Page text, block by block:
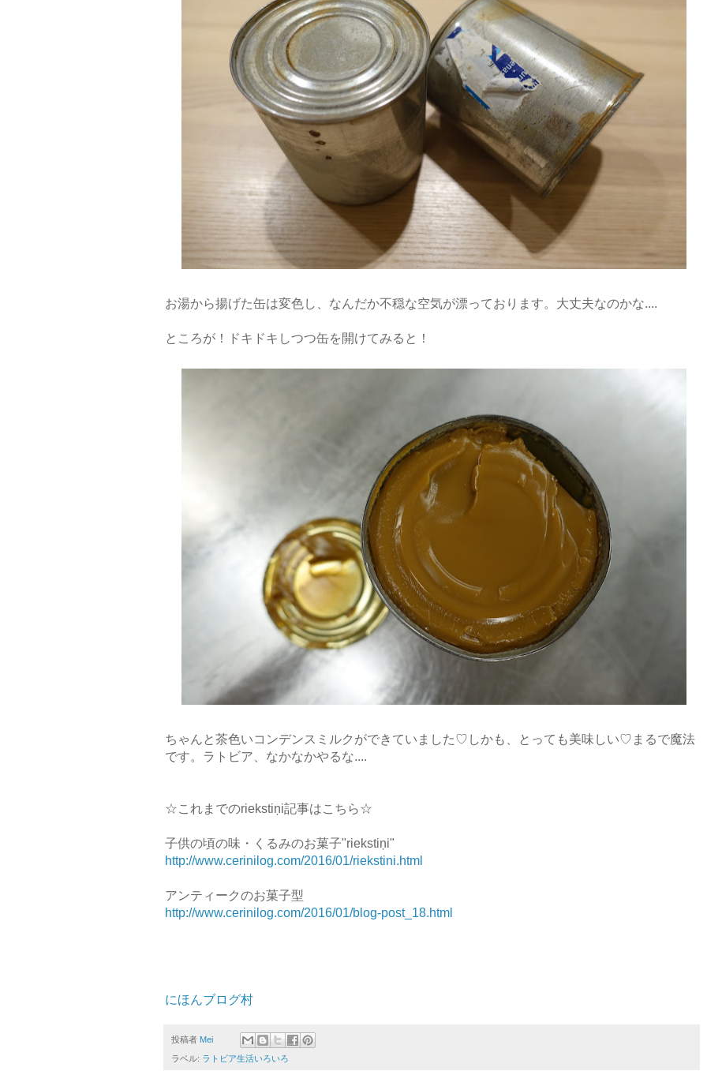
お湯から揚げた缶は変色し、なんだか不穏な空気が漂っております。大丈夫なのかな....
ところが！ドキドキしつつ缶を開けてみると！
ちゃんと茶色いコンデンスミルクができていました♡しかも、とっても美味しい♡まるで魔法
です。ラトビア、なかなかやるな....
☆これまでのriekstiņi記事はこちら☆
子供の頃の味・くるみのお菓子"riekstiņi"
http://www.cerinilog.com/2016/01/riekstini.html
アンティークのお菓子型
http://www.cerinilog.com/2016/01/blog-post_18.html
にほんブログ村
投稿者 Mei
ラベル: ラトビア生活いろいろ